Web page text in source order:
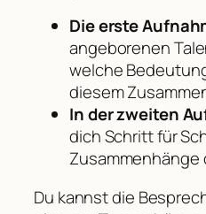
Die erste
angeborenen
welche
diesem
In der zweiten
dich Schritt für
Du kannst die